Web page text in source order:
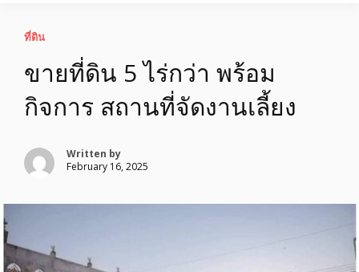
ที่ดิน
ขายที่ดิน 5 ไร่กว่า พร้อม
กิจการ สถานที่จัดงานเลี้ยง
Written by
February 16, 2025